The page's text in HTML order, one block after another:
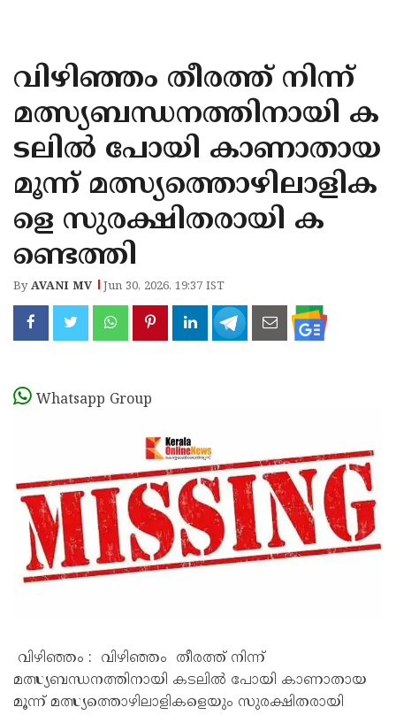
KANNUR
KASARAGOD
വിഴിഞ്ഞം തീരത്ത് നിന്ന്
മത്സ്യബന്ധനത്തിനായി ക
ടലിൽ പോയി കാണാതായ
മൂന്ന് മത്സ്യത്തൊഴിലാളിക
ളെ സുരക്ഷിതരായി ക
ണ്ടെത്തി
ByAVANI MV Jun 30, 2026, 19:37 IST
Whatsapp Group
വിഴിഞ്ഞം : വിഴിഞ്ഞം തീരത്ത് നിന്ന്
മത്സ്യബന്ധനത്തിനായി കടലിൽ പോയി കാണാതായ
മൂന്ന് മത്സ്യത്തൊഴിലാളികളെയും സുരക്ഷിതരായി